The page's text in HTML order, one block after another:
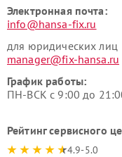
Электронная почта:
info@hansa-fix.ru
для юридических лиц
manager@fix-hansa.ru
График работы:
ПН-ВСК с 9:00 до
Рейтинг сервисного
4.9-5.0